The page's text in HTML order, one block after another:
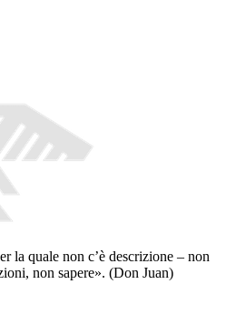
la quale non c’è descrizione – non
non sapere». (Don Juan)